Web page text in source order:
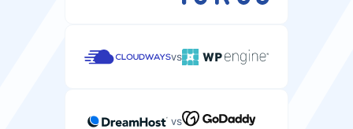
vs
vs